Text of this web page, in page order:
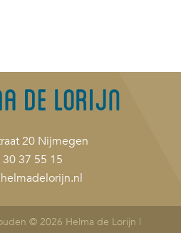
20 Nijmegen
30 37 55 15
© 2026 Helma de Lorijn |